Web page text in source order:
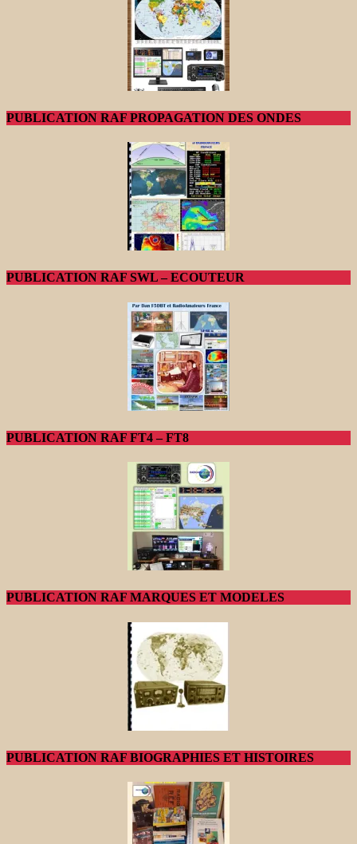
PUBLICATION RAF PROPAGATION DES ONDES
PUBLICATION RAF SWL – ECOUTEUR
PUBLICATION RAF FT4 – FT8
PUBLICATION RAF MARQUES ET MODELES
PUBLICATION RAF BIOGRAPHIES ET HISTOIRES